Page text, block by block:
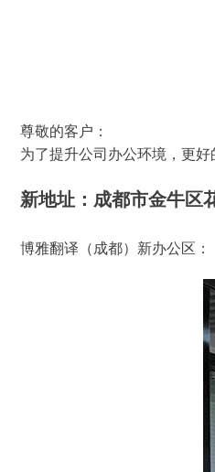
尊敬的客户：
为了提升公司办公环境，更
新地址：成都市金牛区
博雅翻译（成都）新办公区：